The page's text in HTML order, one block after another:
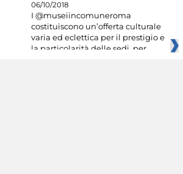
06/10/2018
I @museiincomuneroma
costituiscono un’offerta culturale
varia ed eclettica per il prestigio e
la particolarità delle sedi, per